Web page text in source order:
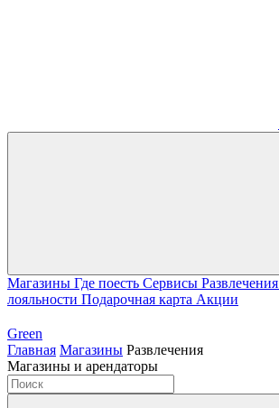
Магазины Где поесть Сервисы Развлечения
лояльности Подарочная карта Акции
Green
Главная Магазины Развлечения
Магазины и арендаторы